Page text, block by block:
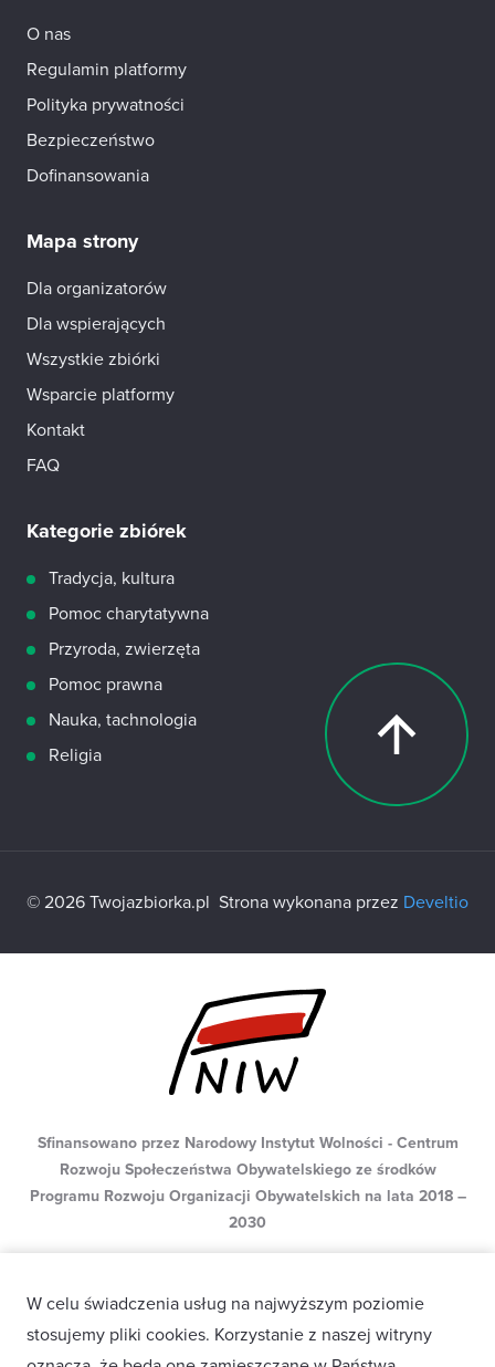
W celu świadczenia usług na najwyższym poziomie
stosujemy pliki cookies. Korzystanie z naszej witryny
O nas
Regulamin platformy
Polityka prywatności
Bezpieczeństwo
Dofinansowania
Mapa strony
Dla organizatorów
Dla wspierających
Wszystkie zbiórki
Wsparcie platformy
Kontakt
FAQ
Kategorie zbiórek
Tradycja, kultura
Pomoc charytatywna
Przyroda, zwierzęta
Pomoc prawna
Nauka, tachnologia
Religia
© 2026 Twojazbiorka.pl Strona wykonana przez Develtio
Sfinansowano przez Narodowy Instytut Wolności - Centrum
Rozwoju Społeczeństwa Obywatelskiego ze środków
Programu Rozwoju Organizacji Obywatelskich na lata 2018 –
2030